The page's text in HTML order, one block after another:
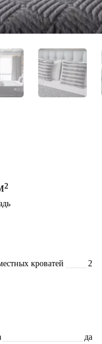
кроватей 2
да